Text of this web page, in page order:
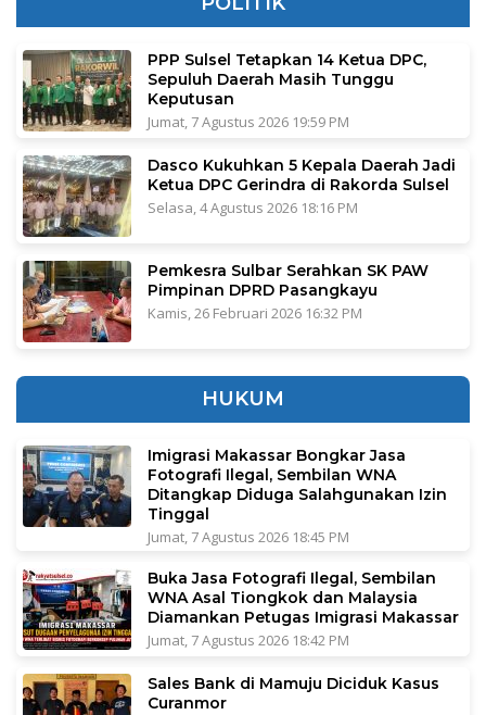
PPP Sulsel Tetapkan 14 Ketua DPC,
Sepuluh Daerah Masih Tunggu
Keputusan
Jumat, 7 Agustus 2026 19:59 PM
Dasco Kukuhkan 5 Kepala Daerah Jadi
Ketua DPC Gerindra di Rakorda Sulsel
Selasa, 4 Agustus 2026 18:16 PM
Pemkesra Sulbar Serahkan SK PAW
Pimpinan DPRD Pasangkayu
Kamis, 26 Februari 2026 16:32 PM
HUKUM
Imigrasi Makassar Bongkar Jasa
Fotografi Ilegal, Sembilan WNA
Ditangkap Diduga Salahgunakan Izin
Tinggal
Jumat, 7 Agustus 2026 18:45 PM
Buka Jasa Fotografi Ilegal, Sembilan
WNA Asal Tiongkok dan Malaysia
Diamankan Petugas Imigrasi Makassar
Jumat, 7 Agustus 2026 18:42 PM
Sales Bank di Mamuju Diciduk Kasus
Curanmor